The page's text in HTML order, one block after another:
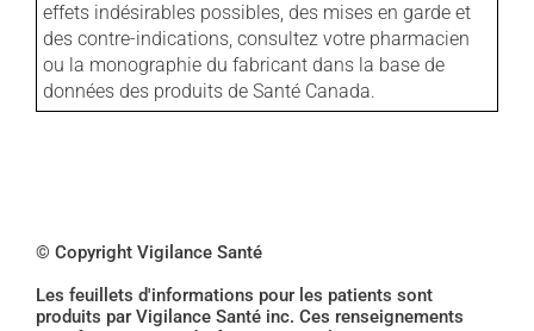
effets indésirables possibles, des mises en garde et
des contre-indications, consultez votre pharmacien
ou la monographie du fabricant dans la base de
données des produits de Santé Canada.
© Copyright Vigilance Santé
Les feuillets d'informations pour les patients sont
produits par Vigilance Santé inc. Ces renseignements